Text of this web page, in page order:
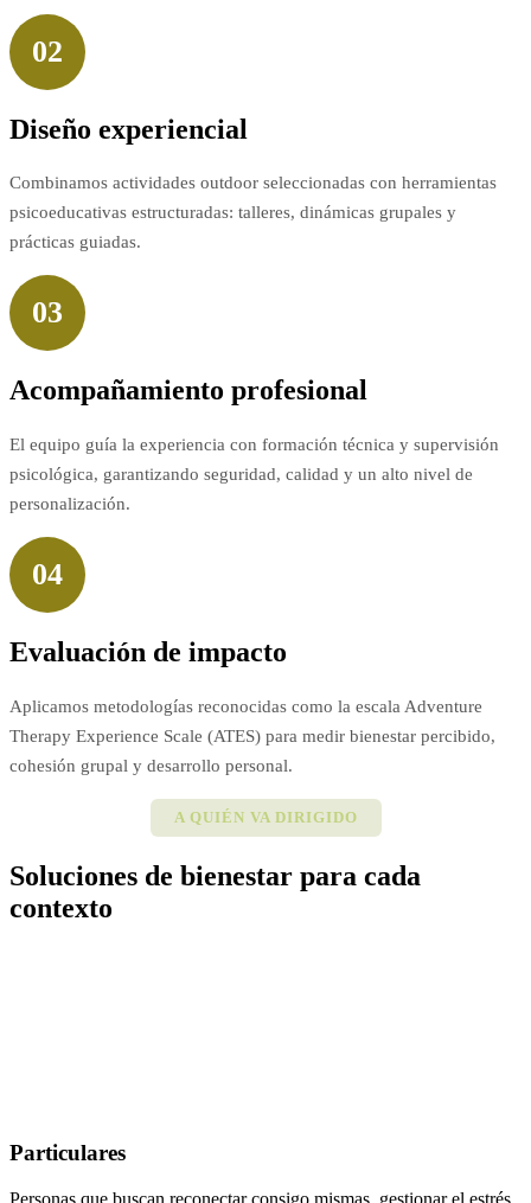
02
Diseño experiencial
Combinamos actividades outdoor seleccionadas con herramientas
psicoeducativas estructuradas: talleres, dinámicas grupales y
prácticas guiadas.
03
Acompañamiento profesional
El equipo guía la experiencia con formación técnica y supervisión
psicológica, garantizando seguridad, calidad y un alto nivel de
personalización.
04
Evaluación de impacto
Aplicamos metodologías reconocidas como la escala Adventure
Therapy Experience Scale (ATES) para medir bienestar percibido,
cohesión grupal y desarrollo personal.
A QUIÉN VA DIRIGIDO
Soluciones de bienestar para cada
contexto
Particulares
Personas que buscan reconectar consigo mismas, gestionar el estrés